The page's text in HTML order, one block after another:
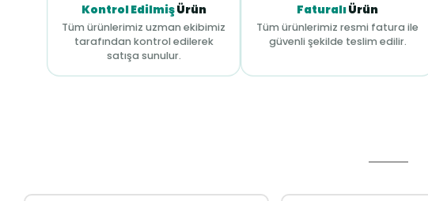
Kontrol EdilmişÜrün
Tüm ürünlerimiz uzman ekibimiz
tarafından kontrol edilerek
satışa sunulur.
FaturalıÜrün
Tüm ürünlerimiz resmi fatura ile
güvenli şekilde teslim edilir.